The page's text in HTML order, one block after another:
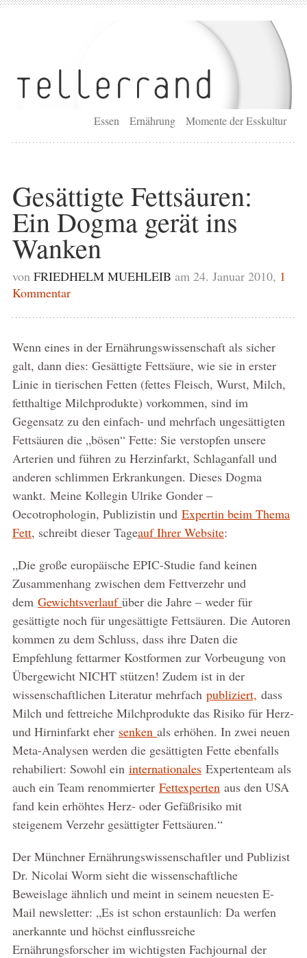
Essen Ernährung Momente der Esskultur
Gesättigte Fettsäuren:
Ein Dogma gerät ins
Wanken
von FRIEDHELM MUEHLEIB am 24. Januar 2010, 1
Kommentar
Wenn eines in der Ernährungswissenschaft als sicher
galt, dann dies: Gesättigte Fettsäure, wie sie in erster
Linie in tierischen Fetten (fettes Fleisch, Wurst, Milch,
fetthaltige Milchprodukte) vorkommen, sind im
Gegensatz zu den einfach- und mehrfach ungesättigten
Fettsäuren die „bösen“ Fette: Sie verstopfen unsere
Arterien und führen zu Herzinfarkt, Schlaganfall und
anderen schlimmen Erkrankungen. Dieses Dogma
wankt. Meine Kollegin Ulrike Gonder –
Oecotrophologin, Publizistin und Expertin beim Thema
Fett, schreibt dieser Tageauf Ihrer Website:
„Die große europäische EPIC-Studie fand keinen
Zusammenhang zwischen dem Fettverzehr und
dem Gewichtsverlauf über die Jahre – weder für
gesättigte noch für ungesättigte Fettsäuren. Die Autoren
kommen zu dem Schluss, dass ihre Daten die
Empfehlung fettarmer Kostformen zur Vorbeugung von
Übergewicht NICHT stützen! Zudem ist in der
wissenschaftlichen Literatur mehrfach publiziert, dass
Milch und fettreiche Milchprodukte das Risiko für Herz-
und Hirninfarkt eher senken als erhöhen. In zwei neuen
Meta-Analysen werden die gesättigten Fette ebenfalls
rehabiliert: Sowohl ein internationalesExpertenteam als
auch ein Team renommierter Fettexperten aus den USA
fand kein erhöhtes Herz- oder Gefäßrisiko mit
steigenem Verzehr gesättigter Fettsäuren.“
Der Münchner Ernährungswissenschaftler und Publizist
Dr. Nicolai Worm sieht die wissenschaftliche
Beweislage ähnlich und meint in seinem neuesten E-
Mail newsletter: „Es ist schon erstaunlich: Da werfen
anerkannte und höchst einflussreiche
Ernährungsforscher im wichtigsten Fachjournal der